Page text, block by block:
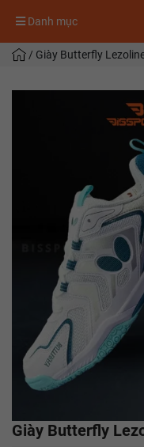
Danh mục
/ Giày Butterfly
Giày Butterfly